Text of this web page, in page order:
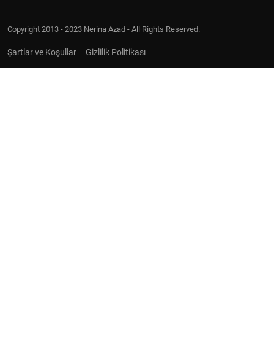
Copyright 2013 - 2023 Nerina Azad - All Rights Reserved.
Şartlar ve Koşullar Gizlilik Politikası